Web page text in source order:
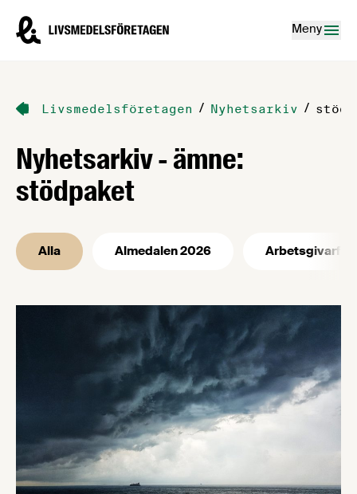
Livsmedelsföretagen – till startsidan
Meny
Livsmedelsföretagen / Nyhetsarkiv /
Nyhetsarkiv - ämne:
stödpaket
Alla Almedalen 2026